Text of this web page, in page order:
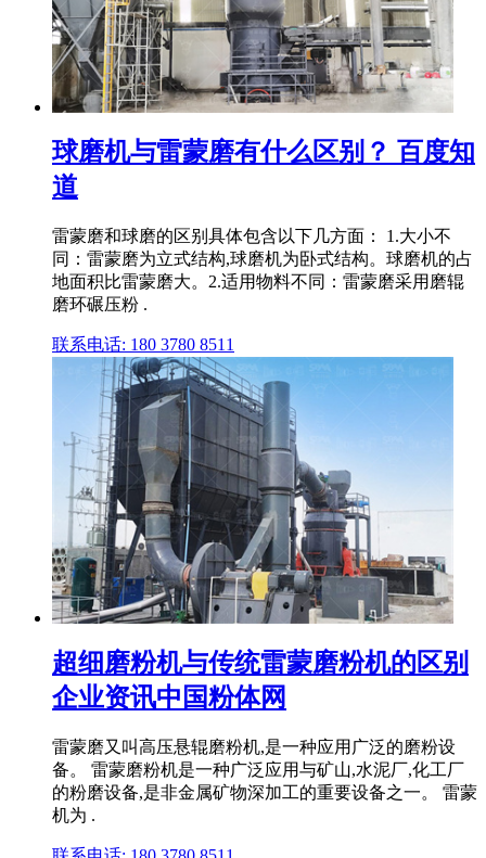
球磨机与雷蒙磨有什么区别？ 百度知
道
雷蒙磨和球磨的区别具体包含以下几方面： 1.大小不
同：雷蒙磨为立式结构,球磨机为卧式结构。球磨机的占
地面积比雷蒙磨大。2.适用物料不同：雷蒙磨采用磨辊
磨环碾压粉 .
联系电话: 180 3780 8511
超细磨粉机与传统雷蒙磨粉机的区别
企业资讯中国粉体网
雷蒙磨又叫高压悬辊磨粉机,是一种应用广泛的磨粉设
备。 雷蒙磨粉机是一种广泛应用与矿山,水泥厂,化工厂
的粉磨设备,是非金属矿物深加工的重要设备之一。 雷蒙
机为 .